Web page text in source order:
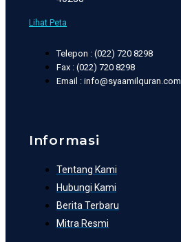
Lihat Peta
Telepon : (022) 720 8298
Fax : (022) 720 8298
Email : info@syaamilquran.com
Informasi
Tentang Kami
Hubungi Kami
Berita Terbaru
Mitra Resmi